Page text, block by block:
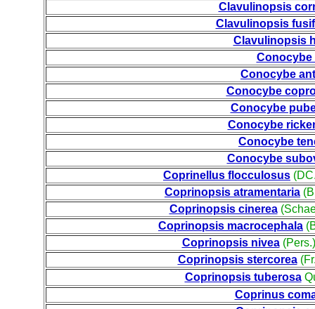
Clavulinopsis
Clavulinopsis
Clavulinopsis
Conocybe
Conocybe
Conocybe
Conocybe
Conocybe
Conocybe
Conocybe
Coprinellus flocculosus
Coprinopsis atramentaria
Coprinopsis cinerea
Coprinopsis macrocephala
Coprinopsis nivea
Coprinopsis stercorea
Coprinopsis tuberosa
Coprinus